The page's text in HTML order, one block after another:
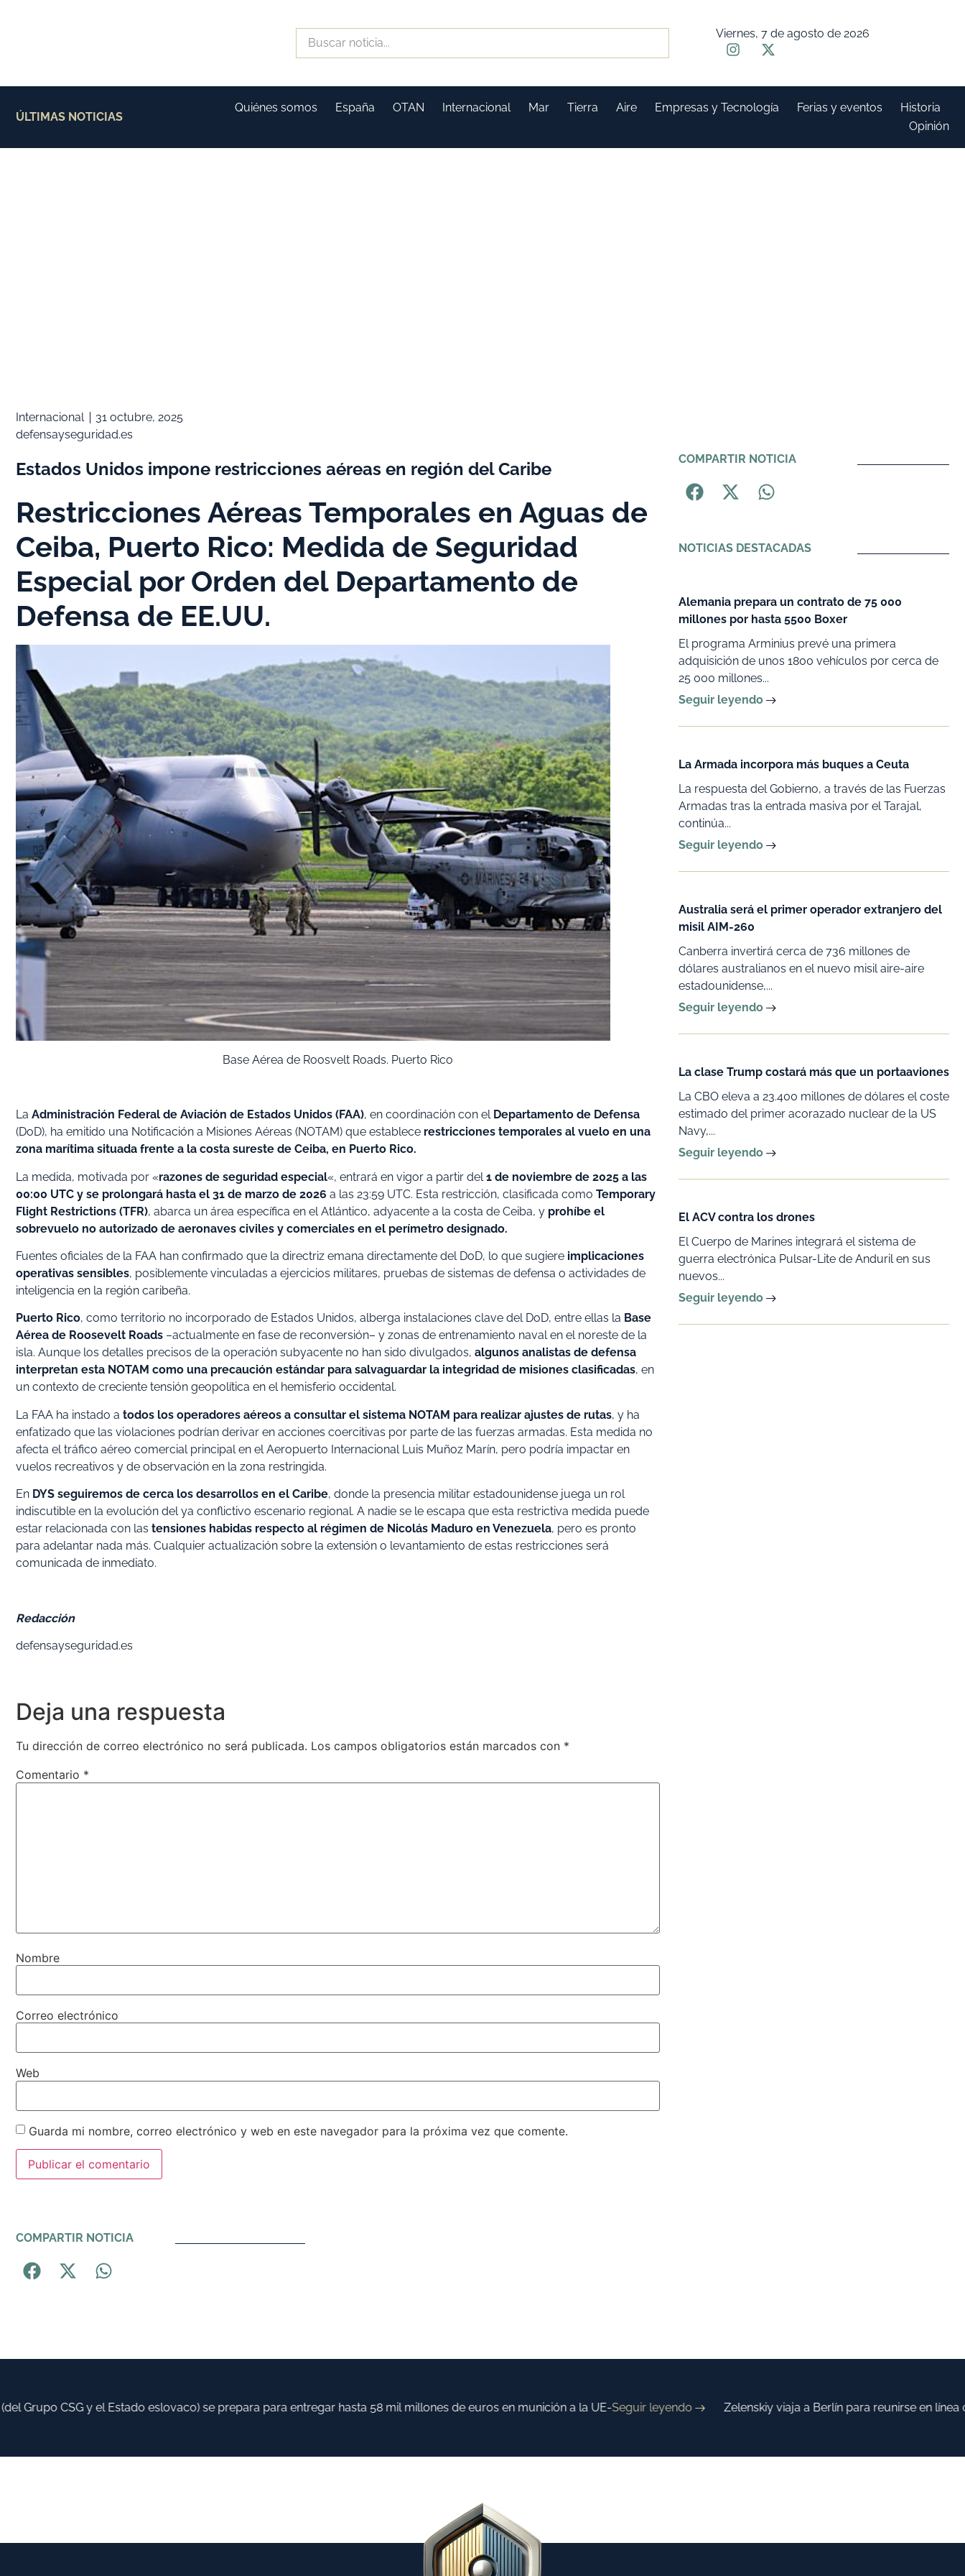
Viernes, 7 de agosto de 2026
ÚLTIMAS NOTICIAS
Quiénes somos España OTAN Internacional Mar Tierra Aire Empresas y Tecnología Ferias y eventos
Historia
Opinión
Internacional
31 octubre, 2025
defensayseguridad.es
Estados Unidos impone restricciones aéreas en región del Caribe
Restricciones Aéreas Temporales en Aguas de
Ceiba, Puerto Rico: Medida de Seguridad
Especial por Orden del Departamento de
Defensa de EE.UU.
Base Aérea de Roosvelt Roads. Puerto Rico
La Administración Federal de Aviación de Estados Unidos (FAA), en coordinación con el Departamento de Defensa
(DoD), ha emitido una Notificación a Misiones Aéreas (NOTAM) que establece restricciones temporales al vuelo en una
zona marítima situada frente a la costa sureste de Ceiba, en Puerto Rico.
La medida, motivada por «razones de seguridad especial«, entrará en vigor a partir del 1 de noviembre de 2025 a las
00:00 UTC y se prolongará hasta el 31 de marzo de 2026 a las 23:59 UTC. Esta restricción, clasificada como Temporary
Flight Restrictions (TFR), abarca un área específica en el Atlántico, adyacente a la costa de Ceiba, y prohíbe el
sobrevuelo no autorizado de aeronaves civiles y comerciales en el perímetro designado.
Fuentes oficiales de la FAA han confirmado que la directriz emana directamente del DoD, lo que sugiere implicaciones
operativas sensibles, posiblemente vinculadas a ejercicios militares, pruebas de sistemas de defensa o actividades de
inteligencia en la región caribeña.
Puerto Rico, como territorio no incorporado de Estados Unidos, alberga instalaciones clave del DoD, entre ellas la Base
Aérea de Roosevelt Roads –actualmente en fase de reconversión– y zonas de entrenamiento naval en el noreste de la
isla. Aunque los detalles precisos de la operación subyacente no han sido divulgados, algunos analistas de defensa
interpretan esta NOTAM como una precaución estándar para salvaguardar la integridad de misiones clasificadas, en
un contexto de creciente tensión geopolítica en el hemisferio occidental.
La FAA ha instado a todos los operadores aéreos a consultar el sistema NOTAM para realizar ajustes de rutas, y ha
enfatizado que las violaciones podrían derivar en acciones coercitivas por parte de las fuerzas armadas. Esta medida no
afecta el tráfico aéreo comercial principal en el Aeropuerto Internacional Luis Muñoz Marín, pero podría impactar en
vuelos recreativos y de observación en la zona restringida.
En DYS seguiremos de cerca los desarrollos en el Caribe, donde la presencia militar estadounidense juega un rol
indiscutible en la evolución del ya conflictivo escenario regional. A nadie se le escapa que esta restrictiva medida puede
estar relacionada con las tensiones habidas respecto al régimen de Nicolás Maduro en Venezuela, pero es pronto
para adelantar nada más. Cualquier actualización sobre la extensión o levantamiento de estas restricciones será
comunicada de inmediato.
Redacción
defensayseguridad.es
Deja una respuesta
Tu dirección de correo electrónico no será publicada. Los campos obligatorios están marcados con *
Comentario *
Nombre
Correo electrónico
Web
Guarda mi nombre, correo electrónico y web en este navegador para la próxima vez que comente.
COMPARTIR NOTICIA
NOTICIAS DESTACADAS
Alemania prepara un contrato de 75 000
millones por hasta 5500 Boxer
El programa Arminius prevé una primera
adquisición de unos 1800 vehículos por cerca de
25 000 millones...
Seguir leyendo
La Armada incorpora más buques a Ceuta
La respuesta del Gobierno, a través de las Fuerzas
Armadas tras la entrada masiva por el Tarajal,
continúa...
Seguir leyendo
Australia será el primer operador extranjero del
misil AIM-260
Canberra invertirá cerca de 736 millones de
dólares australianos en el nuevo misil aire-aire
estadounidense,...
Seguir leyendo
La clase Trump costará más que un portaaviones
La CBO eleva a 23.400 millones de dólares el coste
estimado del primer acorazado nuclear de la US
Navy,...
Seguir leyendo
El ACV contra los drones
El Cuerpo de Marines integrará el sistema de
guerra electrónica Pulsar-Lite de Anduril en sus
nuevos...
Seguir leyendo
COMPARTIR NOTICIA
Grupo CSG y el Estado eslovaco) se prepara para entregar hasta 58 mil millones de euros en munición a la UE -Seguir leyendo Zelenskiy viaja a Berlín para reunirse en línea